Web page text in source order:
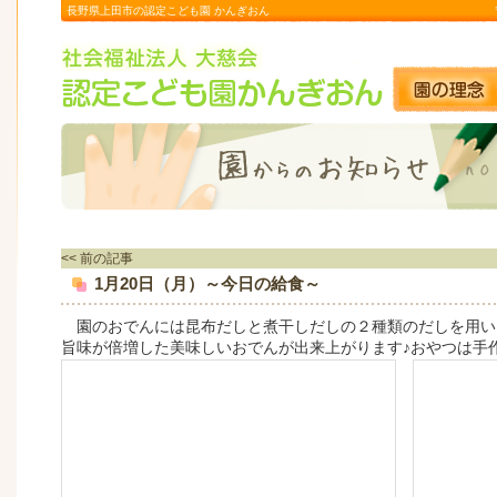
長野県上田市の認定こども園 かんぎおん
<< 前の記事
1月20日（月）～今日の給食～
園のおでんには昆布だしと煮干しだしの２種類のだしを用
旨味が倍増した美味しいおでんが出来上がります♪おやつは